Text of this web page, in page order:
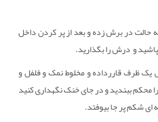
به حالت در برش زده و بعد از پر کردن داخل
و درش را بگذارید.
یک ظرف قاررداده و مخلوط نمک و فلفل و
ببندید و در جای خنک نگهداری کنید
ای شکم پر جا بیوفتد.